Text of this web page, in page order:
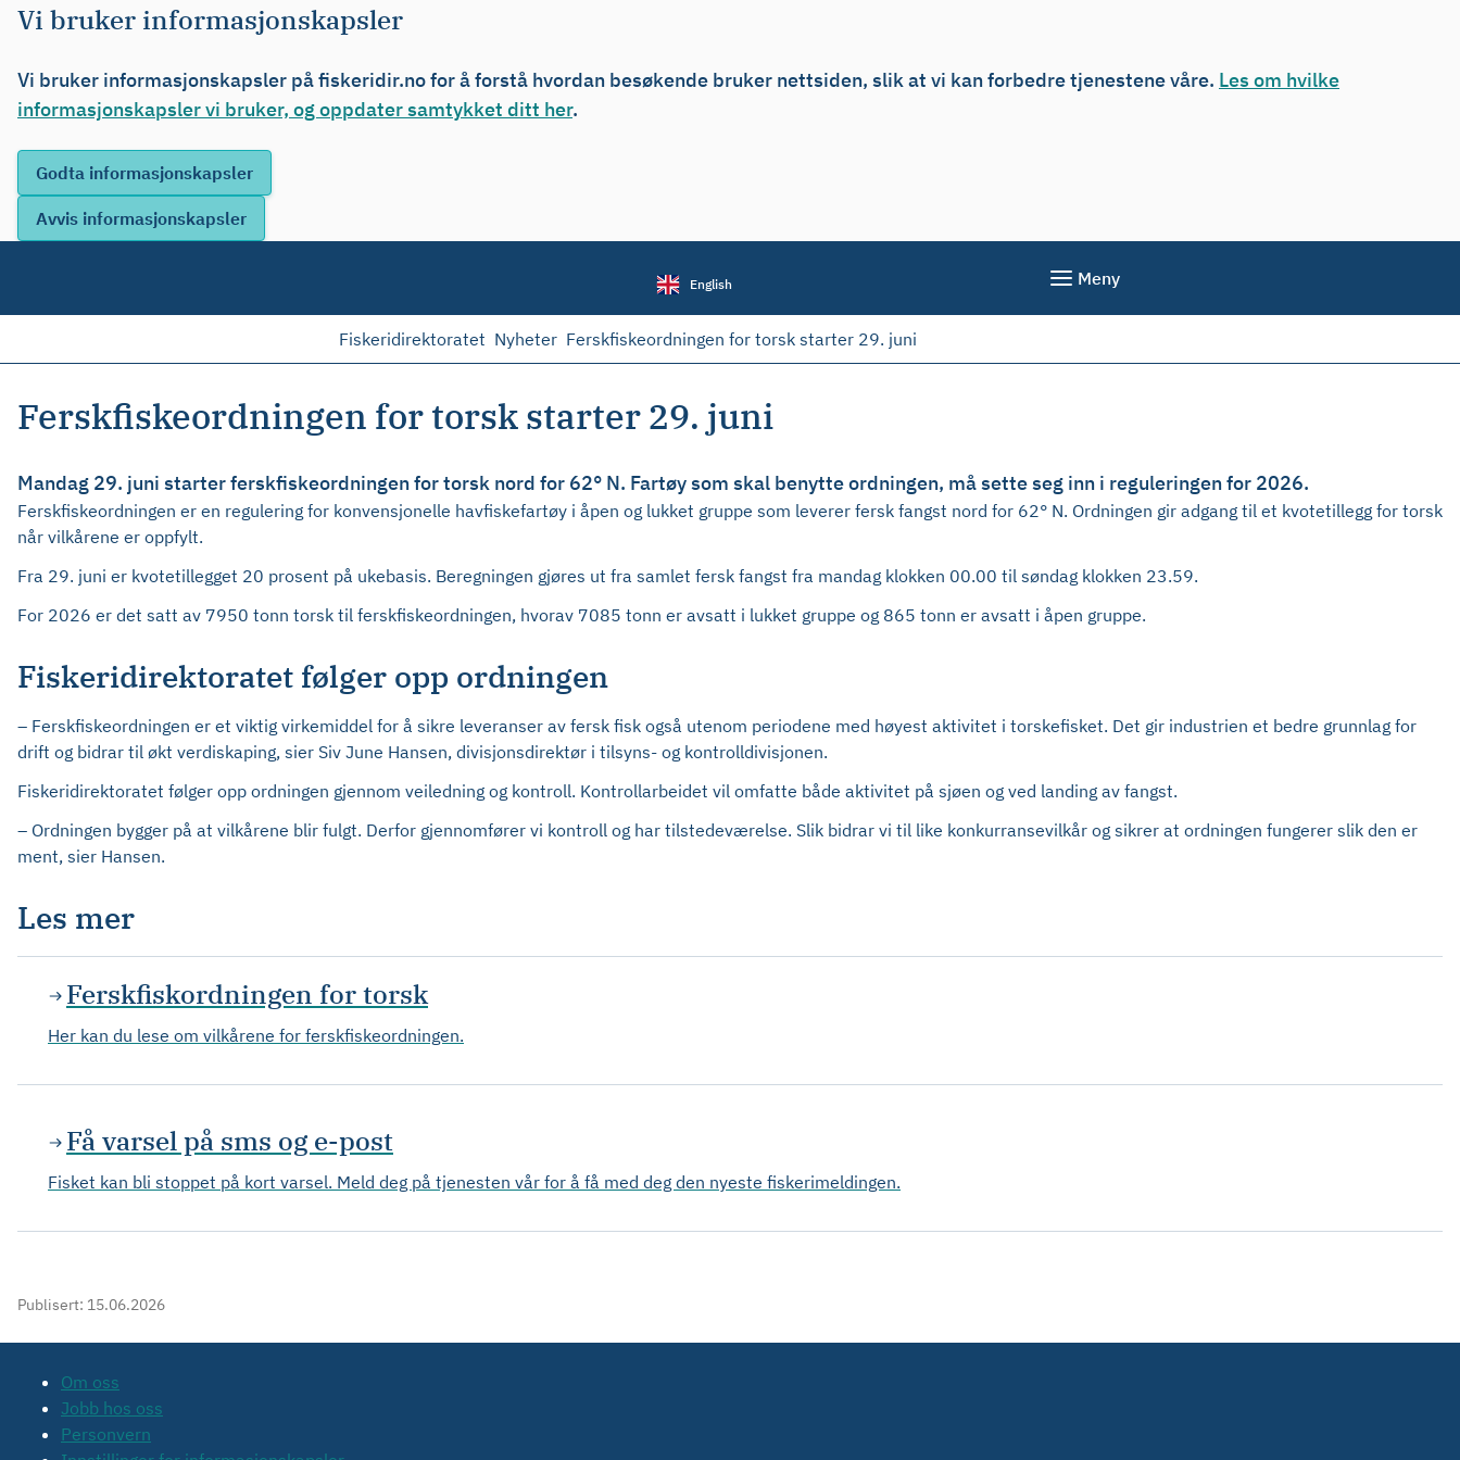
Vi bruker informasjonskapsler
Vi bruker informasjonskapsler på fiskeridir.no for å forstå hvordan besøkende bruker nettsiden, slik at vi kan forbedre tjenestene våre. Les om hvilke
informasjonskapsler vi bruker, og oppdater samtykket ditt her.
English Meny
Fiskeridirektoratet Nyheter Ferskfiskeordningen for torsk starter 29. juni
Ferskfiskeordningen for torsk starter 29. juni
Mandag 29. juni starter ferskfiskeordningen for torsk nord for 62° N. Fartøy som skal benytte ordningen, må sette seg inn i reguleringen for 2026.
Ferskfiskeordningen er en regulering for konvensjonelle havfiskefartøy i åpen og lukket gruppe som leverer fersk fangst nord for 62° N. Ordningen gir adgang til et kvotetillegg for torsk
når vilkårene er oppfylt.
Fra 29. juni er kvotetillegget 20 prosent på ukebasis. Beregningen gjøres ut fra samlet fersk fangst fra mandag klokken 00.00 til søndag klokken 23.59.
For 2026 er det satt av 7950 tonn torsk til ferskfiskeordningen, hvorav 7085 tonn er avsatt i lukket gruppe og 865 tonn er avsatt i åpen gruppe.
Fiskeridirektoratet følger opp ordningen
– Ferskfiskeordningen er et viktig virkemiddel for å sikre leveranser av fersk fisk også utenom periodene med høyest aktivitet i torskefisket. Det gir industrien et bedre grunnlag for
drift og bidrar til økt verdiskaping, sier Siv June Hansen, divisjonsdirektør i tilsyns- og kontrolldivisjonen.
Fiskeridirektoratet følger opp ordningen gjennom veiledning og kontroll. Kontrollarbeidet vil omfatte både aktivitet på sjøen og ved landing av fangst.
– Ordningen bygger på at vilkårene blir fulgt. Derfor gjennomfører vi kontroll og har tilstedeværelse. Slik bidrar vi til like konkurransevilkår og sikrer at ordningen fungerer slik den er
ment, sier Hansen.
Les mer
Ferskfiskordningen for torsk
Her kan du lese om vilkårene for ferskfiskeordningen.
Få varsel på sms og e-post
Fisket kan bli stoppet på kort varsel. Meld deg på tjenesten vår for å få med deg den nyeste fiskerimeldingen.
Publisert: 15.06.2026
Om oss
Jobb hos oss
Personvern